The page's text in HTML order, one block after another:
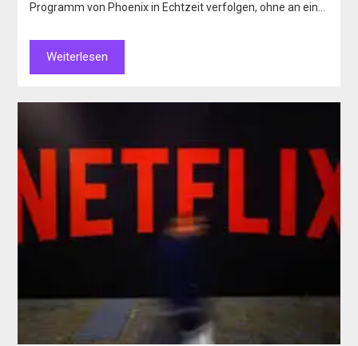
Programm von Phoenix in Echtzeit verfolgen, ohne an ein…
Weiterlesen